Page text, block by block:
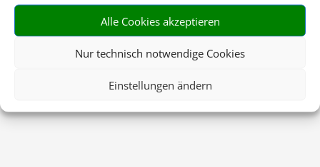
Alle Cookies akzeptieren
Nur technisch notwendige Cookies
Einstellungen ändern